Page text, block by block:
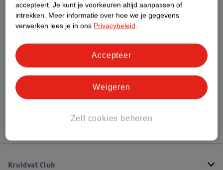
Bestel & Bezorginformatie
Bekijk ook
MeerKneipp Alle Doucheschuim
Kruidvat Club
accepteert. Je kunt je voorkeuren altijd aanpassen of
intrekken. Meer informatie over hoe we je gegevens
verwerken lees je in ons Privacybeleid.
Zelf cookies beheren
Weigeren
Accepteer